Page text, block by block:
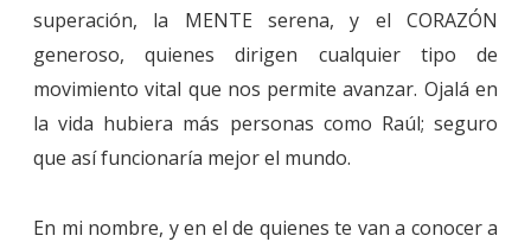
superación, la MENTE serena, y el CORAZÓN
generoso, quienes dirigen cualquier tipo de
movimiento vital que nos permite avanzar. Ojalá en
la vida hubiera más personas como Raúl; seguro
que así funcionaría mejor el mundo.
En mi nombre, y en el de quienes te van a conocer a